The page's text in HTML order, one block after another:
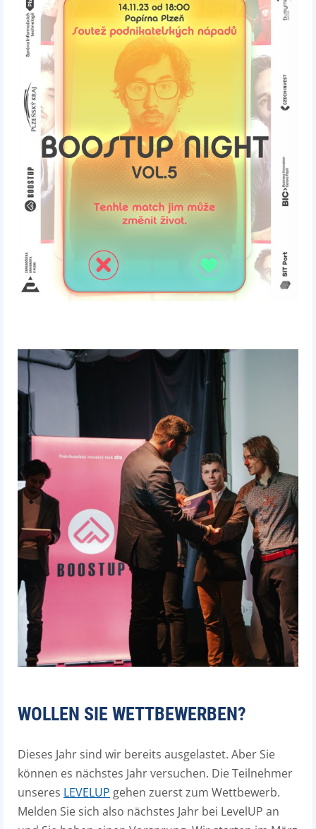
WOLLEN SIE WETTBEWERBEN?
Dieses Jahr sind wir bereits ausgelastet. Aber Sie
können es nächstes Jahr versuchen. Die Teilnehmer
unseres LEVELUP gehen zuerst zum Wettbewerb.
Melden Sie sich also nächstes Jahr bei LevelUP an